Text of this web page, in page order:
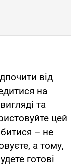
від
на
та
цей
– не
а тому,
готові